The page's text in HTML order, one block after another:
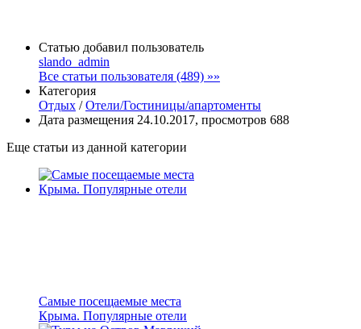
Статью добавил пользователь
slando_admin
Все статьи пользователя (489) »»
Категория
Отдых /Отели/Гостиницы/апартоменты
Дата размещения 24.10.2017, просмотров 688
Еще статьи из данной категории
Cамые посещаемые места
Крыма. Популярные отели